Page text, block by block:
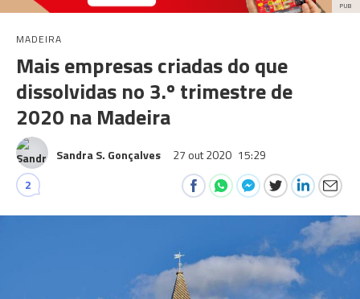
PUB
MADEIRA
Mais empresas criadas do que
dissolvidas no 3.º trimestre de
2020 na Madeira
Sandra S. Gonçalves 27 out 2020 15:29
2